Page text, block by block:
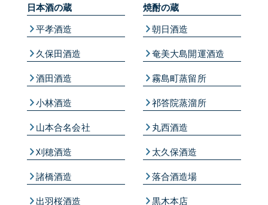
日本酒の蔵
平孝酒造
久保田酒造
酒田酒造
小林酒造
山本合名会社
刈穂酒造
諸橋酒造
出羽桜酒造
焼酎の蔵
朝日酒造
奄美大島開運酒造
霧島町蒸留所
祁答院蒸溜所
丸西酒造
太久保酒造
落合酒造場
黒木本店